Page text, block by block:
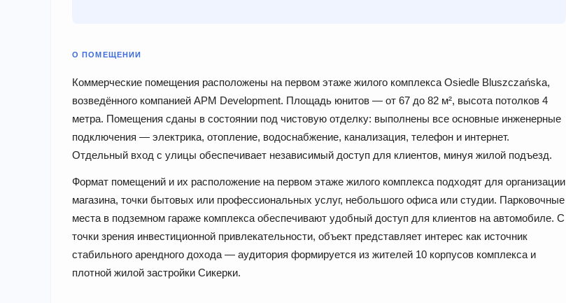
О ПОМЕЩЕНИИ
Коммерческие помещения расположены на первом этаже жилого комплекса Osiedle Bluszczańska,
возведённого компанией APM Development. Площадь юнитов — от 67 до 82 м², высота потолков 4
метра. Помещения сданы в состоянии под чистовую отделку: выполнены все основные инженерные
подключения — электрика, отопление, водоснабжение, канализация, телефон и интернет.
Отдельный вход с улицы обеспечивает независимый доступ для клиентов, минуя жилой подъезд.
Формат помещений и их расположение на первом этаже жилого комплекса подходят для организации
магазина, точки бытовых или профессиональных услуг, небольшого офиса или студии. Парковочные
места в подземном гараже комплекса обеспечивают удобный доступ для клиентов на автомобиле. С
точки зрения инвестиционной привлекательности, объект представляет интерес как источник
стабильного арендного дохода — аудитория формируется из жителей 10 корпусов комплекса и
плотной жилой застройки Сикерки.